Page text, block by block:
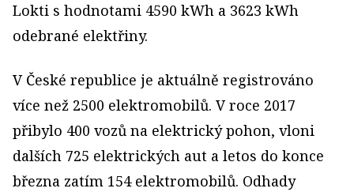
Lokti s hodnotami 4590 kWh a 3623 kWh
odebrané elektřiny.
V České republice je aktuálně registrováno
více než 2500 elektromobilů. V roce 2017
přibylo 400 vozů na elektrický pohon, vloni
dalších 725 elektrických aut a letos do konce
března zatím 154 elektromobilů. Odhady